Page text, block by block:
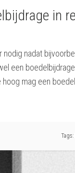
in
nadat
een
mag een
Tags: